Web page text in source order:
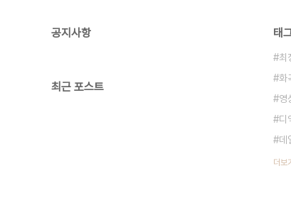
공지사항
최근 포스트
태
최
화
영
디
데
더보기